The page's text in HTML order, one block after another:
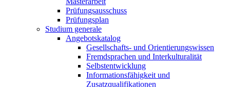
Prüfungsausschuss
Prüfungsplan
Studium generale
Angebotskatalog
Gesellschafts- und Orientierungswissen
Fremdsprachen und Interkulturalität
Selbstentwicklung
Informationsfähigkeit und
Zusatzqualifikationen